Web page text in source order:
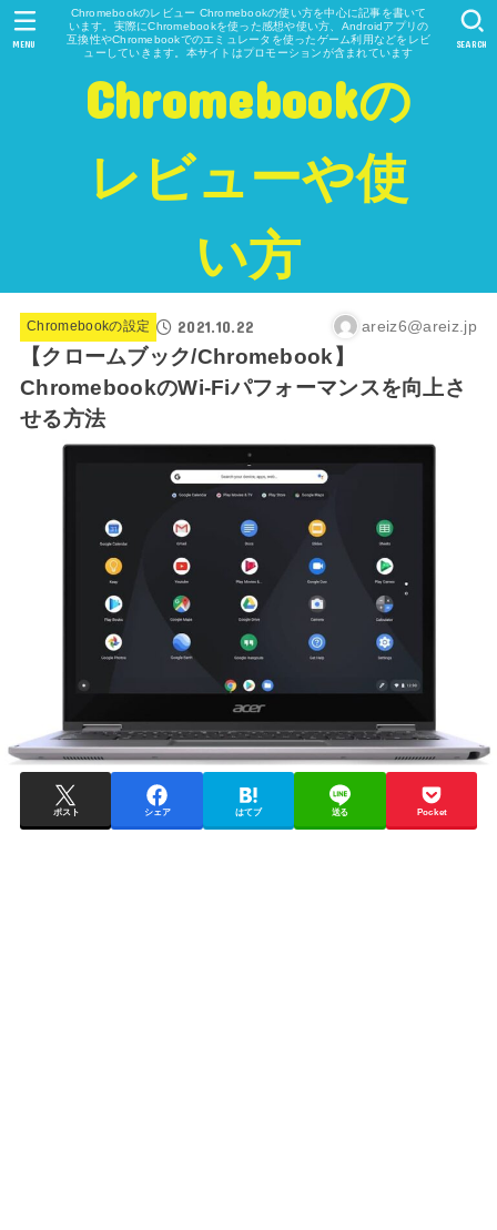
Chromebookのレビュー Chromebookの使い方を中心に記事を書いて
います。実際にChromebookを使った感想や使い方、Androidアプリの
互換性やChromebookでのエミュレータを使ったゲーム利用などをレビ
ューしていきます。本サイトはプロモーションが含まれています
Chromebookの
レビューや使
い方
SEARCH
MENU
Chromebookの設定 2021.10.22 areiz6@areiz.jp
【クロームブック/Chromebook】
ChromebookのWi-Fiパフォーマンスを向上さ
せる方法
ポスト シェア はてブ 送る Pocket